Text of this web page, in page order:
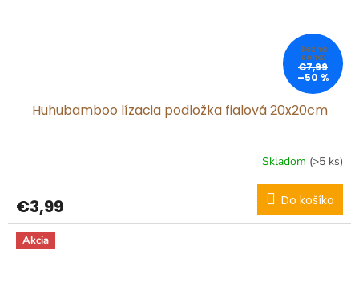
€7,99
–50 %
Huhubamboo lízacia podložka fialová 20x20cm
Skladom (>5 ks)
€3,99 Do košíka
Akcia